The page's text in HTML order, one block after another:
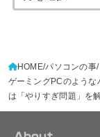
HOME パソコンの事
ゲーミングPCのような
は「やりすぎ問題」を